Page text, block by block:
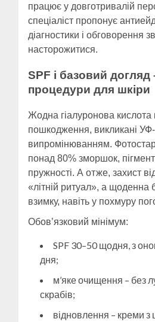
працює у довготривалій
спеціаліст пропонує
діагностики і обговорення
насторожитися.
SPF і базовий догляд
процедури для шкіри
Жодна гіалуронова кислота
пошкодження, викликані УФ-
випромінюванням.
понад 80% зморшок,
пружності. А отже, захист
«літній ритуал», а щоденна
взимку, навіть у похмуру
Обов’язковий мінімум:
SPF 30–50 щодня, з
дня;
м’яке очищення – без
скрабів;
відновлення – креми з